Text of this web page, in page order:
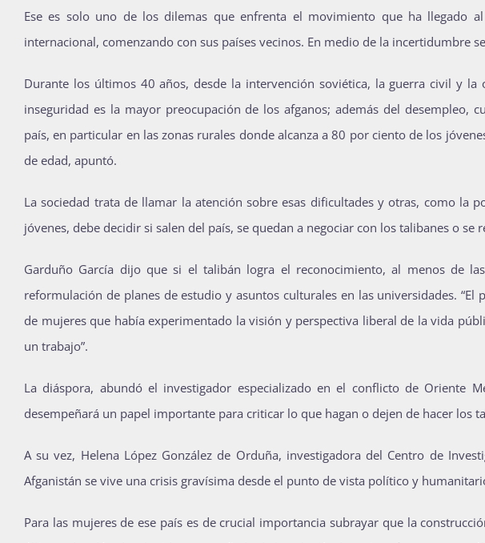
Ese es solo uno de los dilemas que enfrenta el movimiento que ha llegado
internacional, comenzando con sus países vecinos. En medio de la incertidumbre
Durante los últimos 40 años, desde la intervención soviética, la guerra civil y la
inseguridad es la mayor preocupación de los afganos; además del desempleo,
país, en particular en las zonas rurales donde alcanza a 80 por ciento de los
de edad, apuntó.
La sociedad trata de llamar la atención sobre esas dificultades y otras, como la
jóvenes, debe decidir si salen del país, se quedan a negociar con los talibanes o
Garduño García dijo que si el talibán logra el reconocimiento, al menos de
reformulación de planes de estudio y asuntos culturales en las universidades.
de mujeres que había experimentado la visión y perspectiva liberal de la vida
un trabajo”.
La diáspora, abundó el investigador especializado en el conflicto de Oriente
desempeñará un papel importante para criticar lo que hagan o dejen de hacer los
A su vez, Helena López González de Orduña, investigadora del Centro de
Afganistán se vive una crisis gravísima desde el punto de vista político y
Para las mujeres de ese país es de crucial importancia subrayar que la